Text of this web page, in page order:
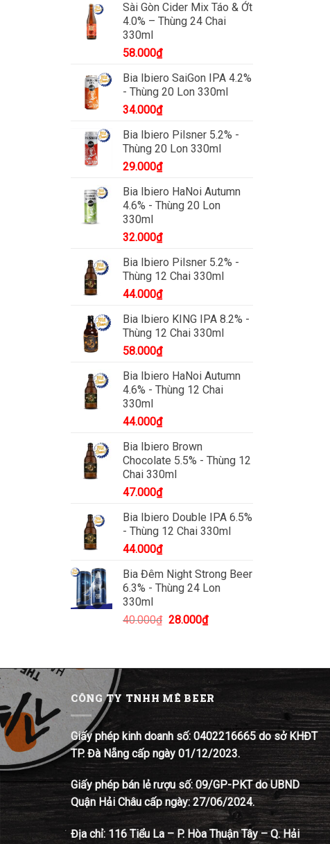
Sài Gòn Cider Mix Táo & Ớt
4.0% – Thùng 24 Chai
330ml
58.000₫
Bia Ibiero SaiGon IPA 4.2%
- Thùng 20 Lon 330ml
34.000₫
Bia Ibiero Pilsner 5.2% -
Thùng 20 Lon 330ml
29.000₫
Bia Ibiero HaNoi Autumn
4.6% - Thùng 20 Lon
330ml
32.000₫
Bia Ibiero Pilsner 5.2% -
Thùng 12 Chai 330ml
44.000₫
Bia Ibiero KING IPA 8.2% -
Thùng 12 Chai 330ml
58.000₫
Bia Ibiero HaNoi Autumn
4.6% - Thùng 12 Chai
330ml
44.000₫
Bia Ibiero Brown
Chocolate 5.5% - Thùng 12
Chai 330ml
47.000₫
Bia Ibiero Double IPA 6.5%
- Thùng 12 Chai 330ml
44.000₫
Bia Đêm Night Strong Beer
6.3% - Thùng 24 Lon
330ml
40.000₫ Giá
28.000₫Giá
CÔNG TY TNHH MÊ BEER
Giấy phép kinh doanh số: 0402216665 do sở KHĐT
TP. Đà Nẵng cấp ngày 01/12/2023.
Giấy phép bán lẻ rượu số: 09/GP-PKT do UBND
Quận Hải Châu cấp ngày: 27/06/2024.
Địa chỉ: 116 Tiểu La – P. Hòa Thuận Tây – Q. Hải